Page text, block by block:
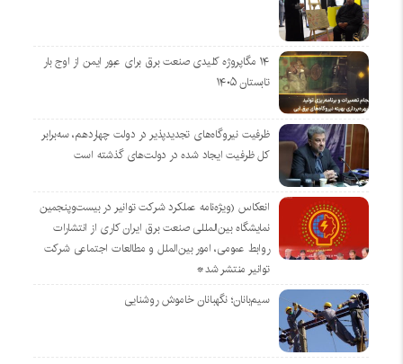
۱۴ مگاپروژه‌ کلیدی صنعت برق برای عبور ایمن از اوج بار
تابستان ۱۴۰۵
ظرفیت نیروگاه‌های تجدیدپذیر در دولت چهاردهم، سه‌برابر
کل ظرفیت ایجاد شده در دولت‌های گذشته است
انعکاس (ویژه‌نامه عملکرد شرکت توانیر در بیست‌وپنجمین
نمایشگاه بین‌المللی صنعت برق ایران کاری از انتشارات
روابط عمومی، امور بین‌الملل و مطالعات اجتماعی شرکت
توانیر منتشر شد*
سیم‌بانان؛ نگهبانان خاموش روشنایی